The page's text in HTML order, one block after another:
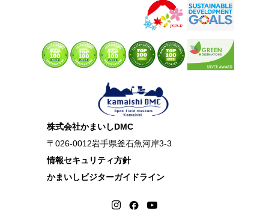
株式会社かまいしDMC
〒026-0012岩手県釜石魚河岸3-3
情報セキュリティ方針
かまいしビジターガイドライン